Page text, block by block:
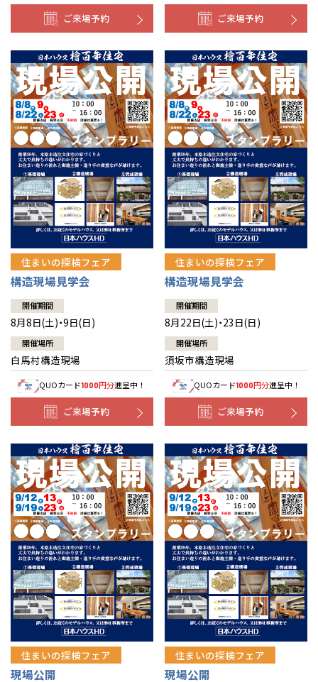
ご来場予約 ご来場予約
住まいの探検フェア
構造現場見学会
開催期間
8月8日(土)・9日(日)
開催場所
白馬村構造現場
QUOカード1000円分進呈中！
ご来場予約
住まいの探検フェア
構造現場見学会
開催期間
8月22日(土)・23日(日)
開催場所
須坂市構造現場
QUOカード1000円分進呈中！
ご来場予約
住まいの探検フェア
現場公開
住まいの探検フェア
現場公開